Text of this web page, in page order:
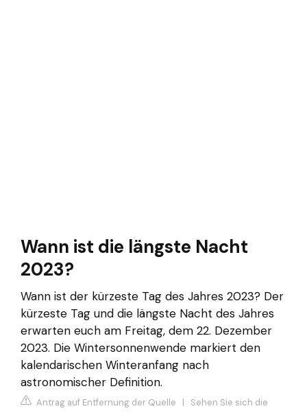
Wann ist die längste Nacht
2023?
Wann ist der kürzeste Tag des Jahres 2023? Der
kürzeste Tag und die längste Nacht des Jahres
erwarten euch am Freitag, dem 22. Dezember
2023. Die Wintersonnenwende markiert den
kalendarischen Winteranfang nach
astronomischer Definition.
Antrag auf Entfernung der Quelle | Sehen Sie sich die